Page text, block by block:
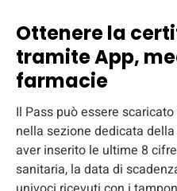
Ottenere la
tramite App,
farmacie
Il Pass può essere
nella sezione dedicata
aver inserito le ultime 8
sanitaria, la data di